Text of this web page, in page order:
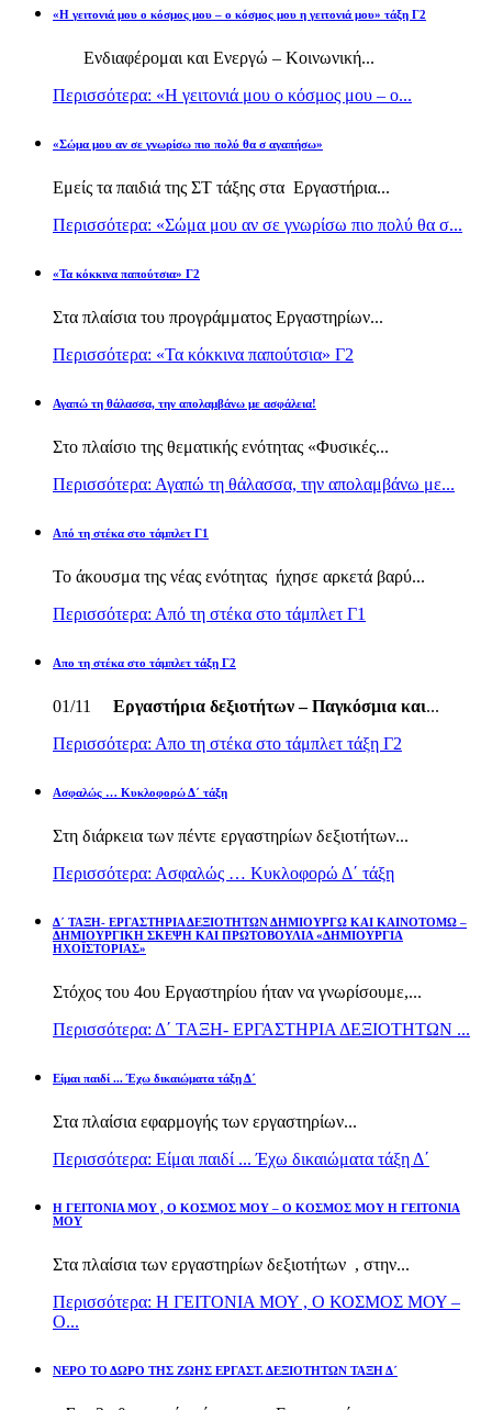
«Η γειτονιά μου ο κόσμος μου – ο κόσμος μου η γειτονιά μου» τάξη Γ2
Ενδιαφέρομαι και Ενεργώ – Κοινωνική...
Περισσότερα: «Η γειτονιά μου ο κόσμος μου – ο...
«Σώμα μου αν σε γνωρίσω πιο πολύ θα σ αγαπήσω»
Εμείς τα παιδιά της ΣΤ τάξης στα Εργαστήρια...
Περισσότερα: «Σώμα μου αν σε γνωρίσω πιο πολύ θα σ...
«Τα κόκκινα παπούτσια» Γ2
Στα πλαίσια του προγράμματος Εργαστηρίων...
Περισσότερα: «Τα κόκκινα παπούτσια» Γ2
Αγαπώ τη θάλασσα, την απολαμβάνω με ασφάλεια!
Στο πλαίσιο της θεματικής ενότητας «Φυσικές...
Περισσότερα: Αγαπώ τη θάλασσα, την απολαμβάνω με...
Από τη στέκα στο τάμπλετ Γ1
Το άκουσμα της νέας ενότητας ήχησε αρκετά βαρύ...
Περισσότερα: Από τη στέκα στο τάμπλετ Γ1
Απο τη στέκα στο τάμπλετ τάξη Γ2
01/11 Εργαστήρια δεξιοτήτων – Παγκόσμια και...
Περισσότερα: Απο τη στέκα στο τάμπλετ τάξη Γ2
Ασφαλώς … Κυκλοφορώ Δ΄ τάξη
Στη διάρκεια των πέντε εργαστηρίων δεξιοτήτων...
Περισσότερα: Ασφαλώς … Κυκλοφορώ Δ΄ τάξη
Δ΄ ΤΑΞΗ- ΕΡΓΑΣΤΗΡΙΑ ΔΕΞΙΟΤΗΤΩΝ ΔΗΜΙΟΥΡΓΩ ΚΑΙ ΚΑΙΝΟΤΟΜΩ –
ΔΗΜΙΟΥΡΓΙΚΗ ΣΚΕΨΗ ΚΑΙ ΠΡΩΤΟΒΟΥΛΙΑ «ΔΗΜΙΟΥΡΓΙΑ
ΗΧΟΪΣΤΟΡΙΑΣ»
Στόχος του 4ου Εργαστηρίου ήταν να γνωρίσουμε,...
Περισσότερα: Δ΄ ΤΑΞΗ- ΕΡΓΑΣΤΗΡΙΑ ΔΕΞΙΟΤΗΤΩΝ ...
Είμαι παιδί ... Έχω δικαιώματα τάξη Δ΄
Στα πλαίσια εφαρμογής των εργαστηρίων...
Περισσότερα: Είμαι παιδί ... Έχω δικαιώματα τάξη Δ΄
Η ΓΕΙΤΟΝΙΑ ΜΟΥ , Ο ΚΟΣΜΟΣ ΜΟΥ – Ο ΚΟΣΜΟΣ ΜΟΥ Η ΓΕΙΤΟΝΙΑ
ΜΟΥ
Στα πλαίσια των εργαστηρίων δεξιοτήτων , στην...
Περισσότερα: Η ΓΕΙΤΟΝΙΑ ΜΟΥ , Ο ΚΟΣΜΟΣ ΜΟΥ –
Ο...
ΝΕΡΟ ΤΟ ΔΩΡΟ ΤΗΣ ΖΩΗΣ ΕΡΓΑΣΤ. ΔΕΞΙΟΤΗΤΩΝ ΤΑΞΗ Δ΄